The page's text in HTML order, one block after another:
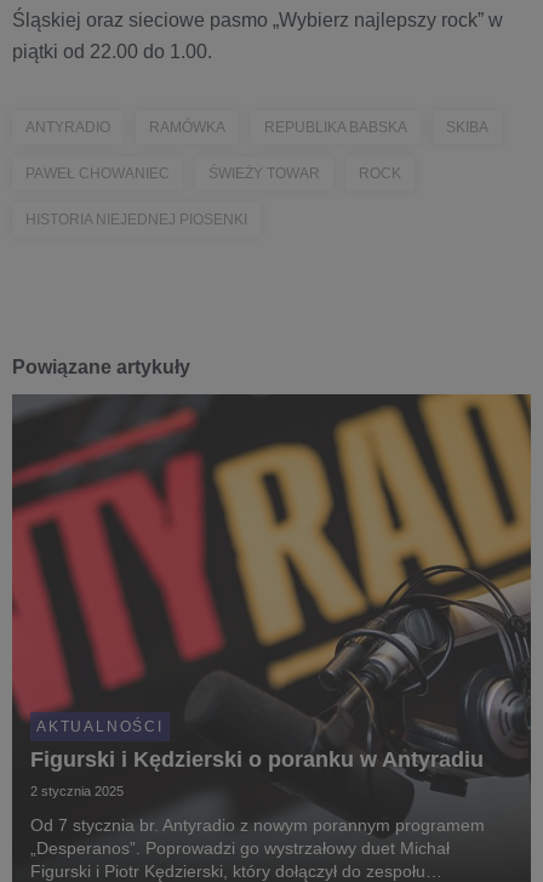
Śląskiej oraz sieciowe pasmo „Wybierz najlepszy rock” w
piątki od 22.00 do 1.00.
ANTYRADIO RAMÓWKA REPUBLIKA BABSKA SKIBA
PAWEŁ CHOWANIEC ŚWIEŻY TOWAR ROCK
HISTORIA NIEJEDNEJ PIOSENKI
Powiązane artykuły
AKTUALNOŚCI
Figurski i Kędzierski o poranku w Antyradiu
2 stycznia 2025
Od 7 stycznia br. Antyradio z nowym porannym programem
„Desperanos”. Poprowadzi go wystrzałowy duet Michał
Figurski i Piotr Kędzierski, który dołączył do zespołu